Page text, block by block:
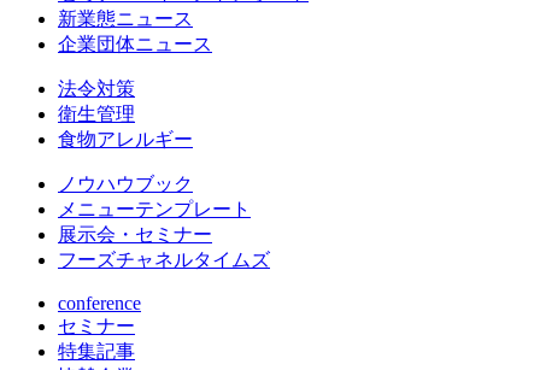
新業態ニュース
企業団体ニュース
法令対策
衛生管理
食物アレルギー
ノウハウブック
メニューテンプレート
展示会・セミナー
フーズチャネルタイムズ
conference
セミナー
特集記事